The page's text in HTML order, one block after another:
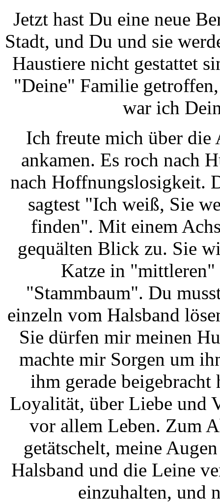
Jetzt hast Du eine neue
Stadt, und Du und sie
Haustiere nicht gestattet
"Deine" Familie
war ich
Ich freute mich über
ankamen. Es roch nach
nach Hoffnungslosigkeit.
sagtest "Ich weiß, Sie
finden". Mit einem
gequälten Blick zu. Sie
Katze in "mittleren"
"Stammbaum". Du
einzeln vom Halsband
Sie dürfen mir meinen
machte mir Sorgen um
ihm gerade beigebracht
Loyalität, über Liebe und
vor allem Leben. Zum
getätschelt, meine
Halsband und die Leine
einzuhalten, und